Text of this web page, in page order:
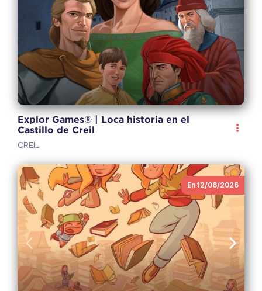
Explor Games® | Loca historia en el
Castillo de Creil
CREIL
Anterior
En 12/08/2026